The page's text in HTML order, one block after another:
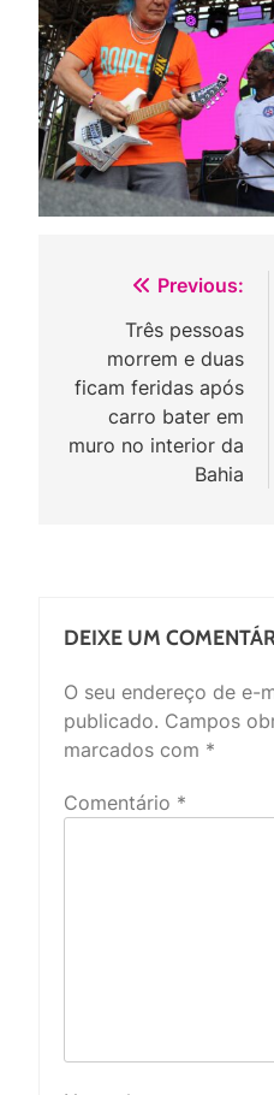
Navegação
Post
Previous:
Três pessoas
morrem e duas
ficam feridas após
carro bater em
muro no interior da
Bahia
DEIXE UM
O seu endereço de e-
publicado. Campos
marcados com *
Comentário *